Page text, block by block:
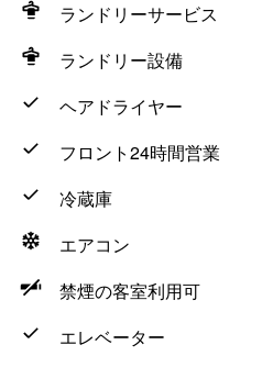
ランドリーサービス
ランドリー設備
ヘアドライヤー
フロント24時間営業
冷蔵庫
エアコン
禁煙の客室利用可
エレベーター